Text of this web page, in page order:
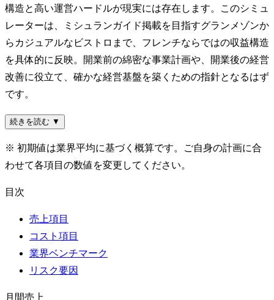
構造と高い運営ハードルが現実には存在します。このシミュ
レーターは、ミシュランガイド掲載を目指すグランメゾンか
らカジュアルなビストロまで、フレンチならではの収益構造
を具体的に反映。開業前の綿密な事業計画や、開業後の経営
改善に役立て、確かな経営基盤を築くための指針となるはず
です。
続きを読む ▼
※ 初期値は業界平均に基づく概算です。ご自身の計画に合
わせて各項目の数値を変更してください。
目次
売上項目
コスト項目
業界ベンチマーク
リスク要因
月間売上